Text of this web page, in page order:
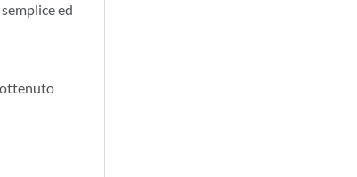
ed
ottenuto